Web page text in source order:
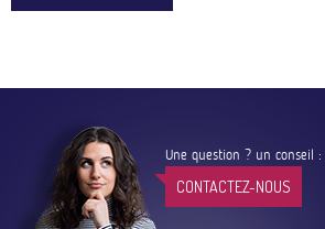
Une question ? un conseil :
CONTACTEZ-NOUS